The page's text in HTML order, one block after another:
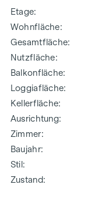
Etage
Wohnfläche
Gesamtfläche
Nutzfläche
Balkonfläche
Loggiafläche
Kellerfläche
Ausrichtung
Zimmer
Baujahr
Stil
Zustand